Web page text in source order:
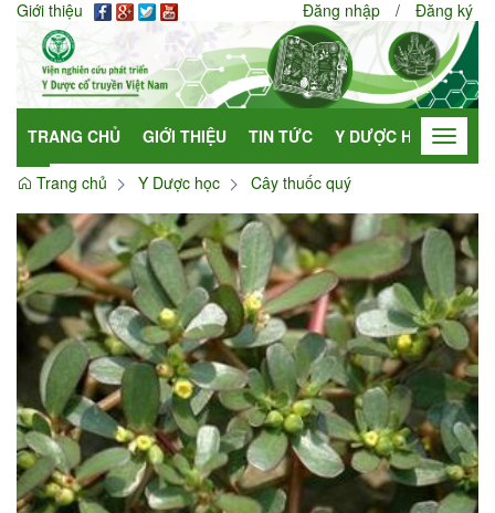
Giới thiệu Đăng nhập / Đăng ký
TRANG CHỦ GIỚI THIỆU TIN TỨC Y DƯỢC HỌC Toggle
Trang chủ
Y Dược học Cây thuốc quý